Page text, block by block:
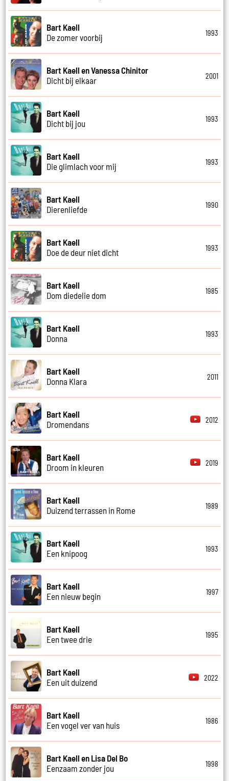
Bart Kaell
De zomer voorbij
1993
Bart Kaell en Vanessa Chinitor
Dicht bij elkaar
2001
Bart Kaell
Dicht bij jou
1993
Bart Kaell
Die glimlach voor mij
1993
Bart Kaell
Dierenliefde
1990
Bart Kaell
Doe de deur niet dicht
1993
Bart Kaell
Dom diedelie dom
1985
Bart Kaell
Donna
1993
Bart Kaell
Donna Klara
2011
Bart Kaell
Dromendans
2012
Bart Kaell
Droom in kleuren
2019
Bart Kaell
Duizend terrassen in Rome
1989
Bart Kaell
Een knipoog
1993
Bart Kaell
Een nieuw begin
1997
Bart Kaell
Een twee drie
1995
Bart Kaell
Een uit duizend
2022
Bart Kaell
Een vogel ver van huis
1986
Bart Kaell en Lisa Del Bo
Eenzaam zonder jou
1998